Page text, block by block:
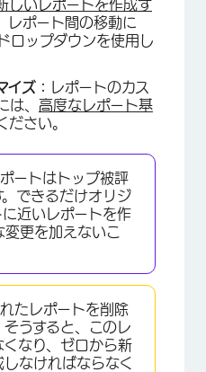
×
しいレポートを作成す
レポート間の移動に
ロップダウンを使用し
イズ：
レポートのカス
は、 高度なレポート基
ださい。
ートはトップ被評
できるだけオリジ
近いレポートを作
変更を加えないこ
たレポートを削除
うすると、このレ
なり、ゼロから新
なければならなく